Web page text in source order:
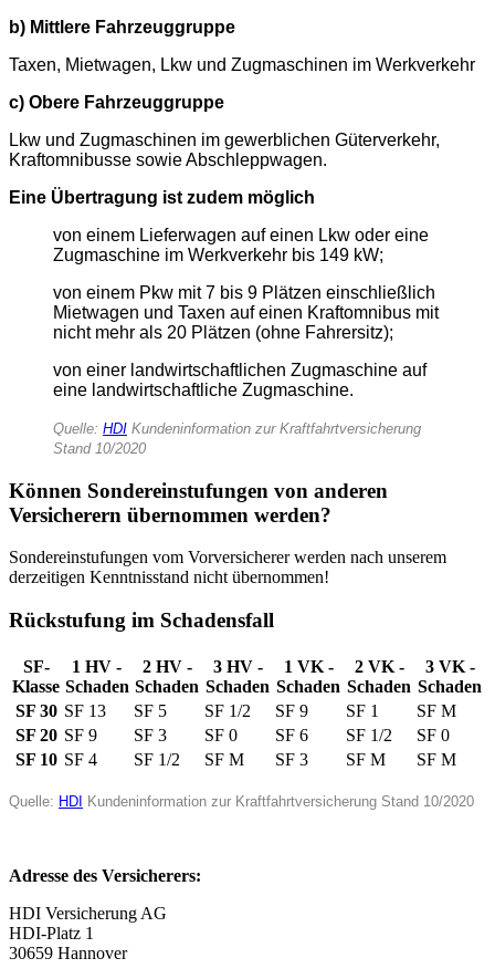
b) Mittlere Fahrzeuggruppe
Taxen, Mietwagen, Lkw und Zugmaschinen im Werkverkehr
c) Obere Fahrzeuggruppe
Lkw und Zugmaschinen im gewerblichen Güterverkehr,
Kraftomnibusse sowie Abschleppwagen.
Eine Übertragung ist zudem möglich
von einem Lieferwagen auf einen Lkw oder eine
Zugmaschine im Werkverkehr bis 149 kW;
von einem Pkw mit 7 bis 9 Plätzen einschließlich
Mietwagen und Taxen auf einen Kraftomnibus mit
nicht mehr als 20 Plätzen (ohne Fahrersitz);
von einer landwirtschaftlichen Zugmaschine auf
eine landwirtschaftliche Zugmaschine.
Quelle: HDI Kundeninformation zur Kraftfahrtversicherung
Stand 10/2020
Können Sondereinstufungen von anderen
Versicherern übernommen werden?
Sondereinstufungen vom Vorversicherer werden nach unserem
derzeitigen Kenntnisstand nicht übernommen!
Rückstufung im Schadensfall
SF-
Klasse
1 HV -
Schaden
2 HV -
Schaden
3 HV -
Schaden
1 VK -
Schaden
2 VK -
Schaden
3 VK -
Schaden
SF 30 SF 13 SF 5 SF 1/2 SF 9 SF 1
SF M
SF 20 SF 9 SF 3 SF 0 SF 6 SF 1/2
SF 0
SF 10 SF 4 SF 1/2 SF M SF 3 SF M SF M
Quelle: HDI Kundeninformation zur Kraftfahrtversicherung Stand 10/2020
Adresse des Versicherers:
HDI Versicherung AG
HDI-Platz 1
30659 Hannover